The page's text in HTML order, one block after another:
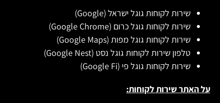
שירות לקוחות גוגל ישראל (Google)
שירות לקוחות גוגל כרום (Google Chrome)
שירות לקוחות גוגל מפות (Google Maps)
טלפון שירות לקוחות גוגל נסט (Google Nest)
שירות לקוחות גוגל פי (Google Fi)
על האתר שירות לקוחות: